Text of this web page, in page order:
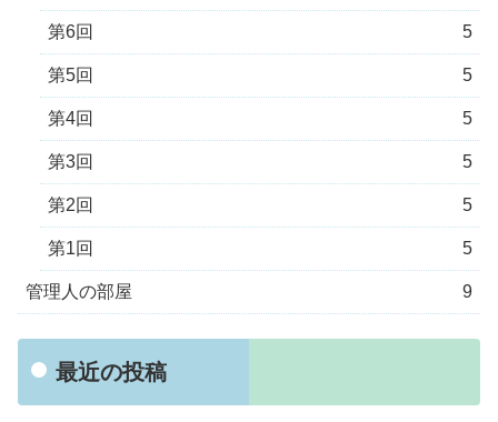
第6回 5
第5回 5
第4回 5
第3回 5
第2回 5
第1回 5
管理人の部屋 9
最近の投稿